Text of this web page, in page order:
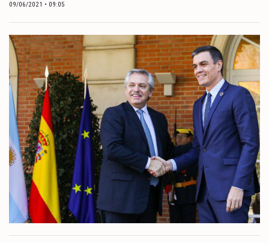
MUNDO
POLÍTICA
POLICIALES
DEPORTES
ESPECTÁCULOS
NACIONALES
REGIONALES
SOCIEDAD
SALUD
09/06/2021 • 09:05